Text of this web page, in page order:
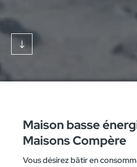
"
Maison basse
Maisons Compère
Vous désirez bâtir en